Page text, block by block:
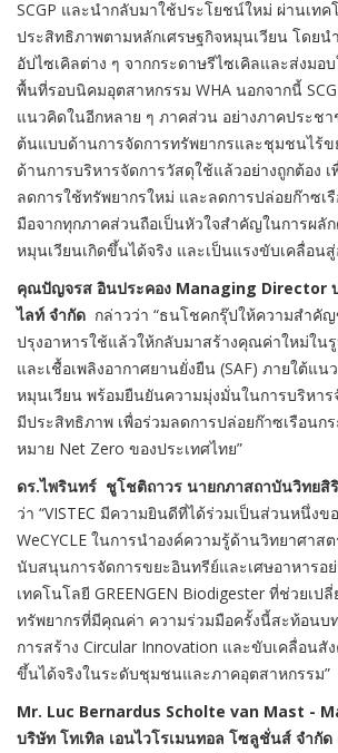
SCGP และนำกลับมาใช้ประโยชน์ใหม่ ผ่านเท
ประสิทธิภาพตามหลักเศรษฐกิจหมุนเวียน โดย
อัปไซเคิลต่าง ๆ จากกระดาษรีไซเคิลและส่งมอ
พื้นที่รอบนิคมอุตสาหกรรม WHA นอกจากนี้
แนวคิดในอีกหลาย ๆ ภาคส่วน อย่างภาคประ
ต้นแบบด้านการจัดการทรัพยากรและชุมชนไร้ข
ด้านการบริหารจัดการวัสดุใช้แล้วอย่างถูกต้อง
ลดการใช้ทรัพยากรใหม่ และลดการปล่อยก๊าซเ
มือจากทุกภาคส่วนถือเป็นหัวใจสำคัญในการผลั
หมุนเวียนเกิดขึ้นได้จริง และเป็นแรงขับเคลื่อน
คุณปัญจรส อินประคอง Managing Director
ไลท์ จำกัด กล่าวว่า “ธนโชคกรุ๊ปให้ความสำคั
ปรุงอาหารใช้แล้วให้กลับมาสร้างคุณค่าใหม่ใน
และเชื้อเพลิงอากาศยานยั่งยืน (SAF) ภายใต้แน
หมุนเวียน พร้อมยืนยันความมุ่งมั่นในการบริหาร
มีประสิทธิภาพ เพื่อร่วมลดการปล่อยก๊าซเรือนก
หมาย Net Zero ของประเทศไทย”
ดร.ไพรินทร์ ชูโชติถาวร นายกภาสถาบันวิทยสิ
ว่า “VISTEC มีความยินดีที่ได้ร่วมเป็นส่วนหนึ่งข
WeCYCLE ในการนำองค์ความรู้ด้านวิทยาศาส
นับสนุนการจัดการขยะอินทรีย์และเศษอาหารอ
เทคโนโลยี GREENGEN Biodigester ที่ช่วยเป
ทรัพยากรที่มีคุณค่า ความร่วมมือครั้งนี้สะท้อนบ
การสร้าง Circular Innovation และขับเคลื่อนสั
ขึ้นได้จริงในระดับชุมชนและภาคอุตสาหกรรม”
Mr. Luc Bernardus Scholte van Mast -
บริษัท โทเทิล เอนไวโรเมนทอล โซลูชั่นส์ จำกัด